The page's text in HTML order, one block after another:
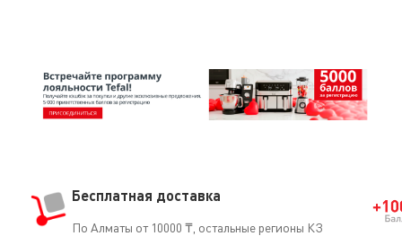
Бесплатная доставка
По Алматы от 10000 ₸, остальные регионы КЗ